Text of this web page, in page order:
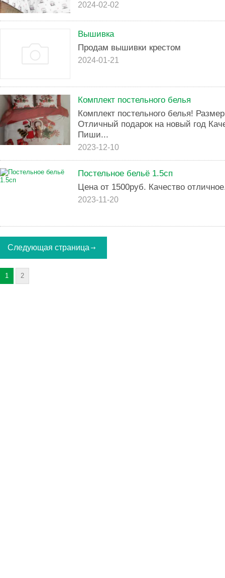
2024-02-02
Вышивка
Продам вышивки крестом
2024-01-21
Комплект постельного белья
Комплект постельного белья!
Отличный подарок на новый год
Пиши...
2023-12-10
Постельное бельё 1.5сп
Цена от 1500руб. Качество
2023-11-20
Следующая страница
1 2